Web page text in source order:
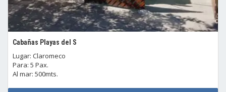
Cabañas Playas del S
Lugar: Claromeco
Para: 5 Pax.
Al mar: 500mts.